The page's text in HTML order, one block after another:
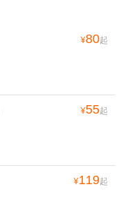
¥80起
¥55起
¥119起